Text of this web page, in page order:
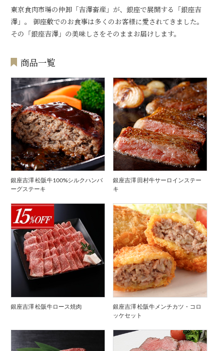
東京食肉市場の仲卸「吉澤畜産」が、銀座で展開する「銀座吉
澤」。 御座敷でのお食事は多くのお客様に愛されてきました。
その「銀座吉澤」の美味しさをそのままお届けします。
商品一覧
銀座吉澤 松阪牛100%シルクハンバ
ーグステーキ
銀座吉澤 田村牛サーロインステー
キ
銀座吉澤 松阪牛ロース焼肉
銀座吉澤 松阪牛メンチカツ・コロ
ッケセット